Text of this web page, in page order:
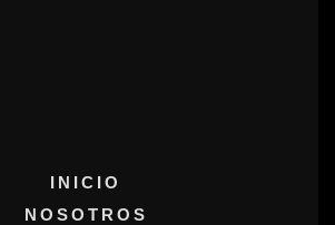
INICIO
NOSOTROS